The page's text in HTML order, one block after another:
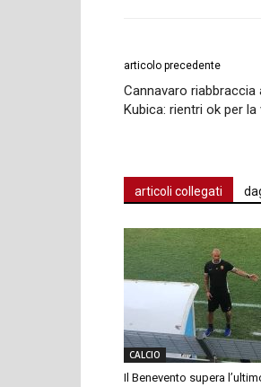
articolo precedente
Cannavaro riabbraccia
Kubica: rientri ok per
articoli collegati
CALCIO
Il Benevento supera